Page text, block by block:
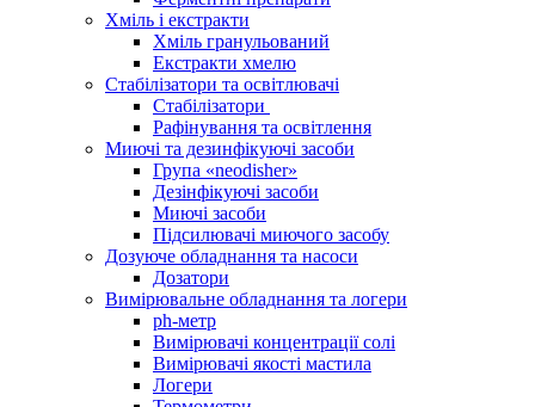
Хміль і екстракти
Хміль гранульований
Екстракти хмелю
Стабілізатори та освітлювачі
Стабілізатори
Рафінування та освітлення
Миючі та дезинфікуючі засоби
Група «neodisher»
Дезінфікуючі засоби
Миючі засоби
Підсилювачі миючого засобу
Дозуюче обладнання та насоси
Дозатори
Вимірювальне обладнання та логери
ph-метр
Вимірювачі концентрації солі
Вимірювачі якості мастила
Логери